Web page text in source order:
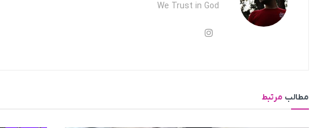
We Trust in God
مطالب مرتبط